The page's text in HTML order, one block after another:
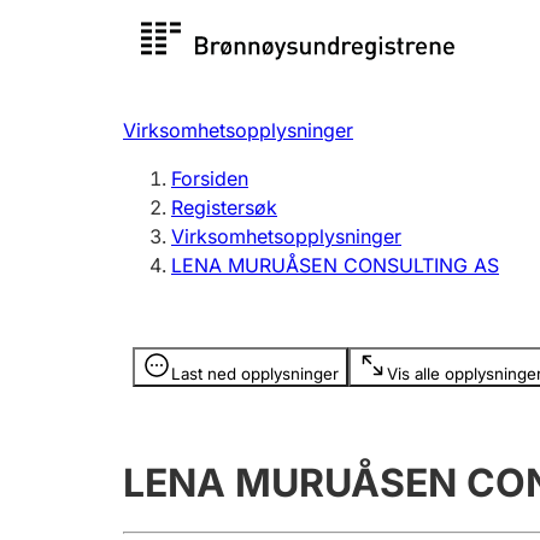
Registersøk
Registrere, endre, slette
Virksomhetsopplysninger
Forsiden
Registersøk
Virksomhetsopplysninger
LENA MURUÅSEN CONSULTING AS
Last ned opplysninger Vis alle
Opplysninger er skjult
LENA MURUÅSEN